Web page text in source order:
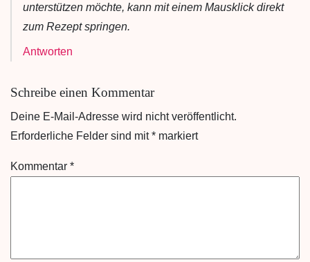
unterstützen möchte, kann mit einem Mausklick direkt
zum Rezept springen.
Antworten
Schreibe einen Kommentar
Deine E-Mail-Adresse wird nicht veröffentlicht.
Erforderliche Felder sind mit* markiert
Kommentar *